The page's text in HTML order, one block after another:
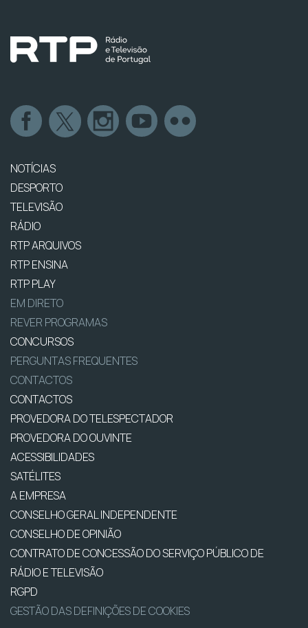
NOTÍCIAS
DESPORTO
TELEVISÃO
RÁDIO
RTP ARQUIVOS
RTP ENSINA
RTP PLAY
EM DIRETO
REVER PROGRAMAS
CONCURSOS
PERGUNTAS FREQUENTES
CONTACTOS
CONTACTOS
PROVEDORA DO TELESPECTADOR
PROVEDORA DO OUVINTE
ACESSIBILIDADES
SATÉLITES
A EMPRESA
CONSELHO GERAL INDEPENDENTE
CONSELHO DE OPINIÃO
CONTRATO DE CONCESSÃO DO SERVIÇO PÚBLICO DE
RÁDIO E TELEVISÃO
RGPD
GESTÃO DAS DEFINIÇÕES DE COOKIES